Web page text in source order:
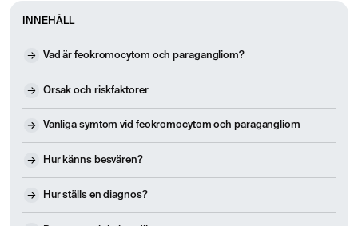
INNEHÅLL
Vad är feokromocytom och paragangliom?
Orsak och riskfaktorer
Vanliga symtom vid feokromocytom och paragangliom
Hur känns besvären?
Hur ställs en diagnos?